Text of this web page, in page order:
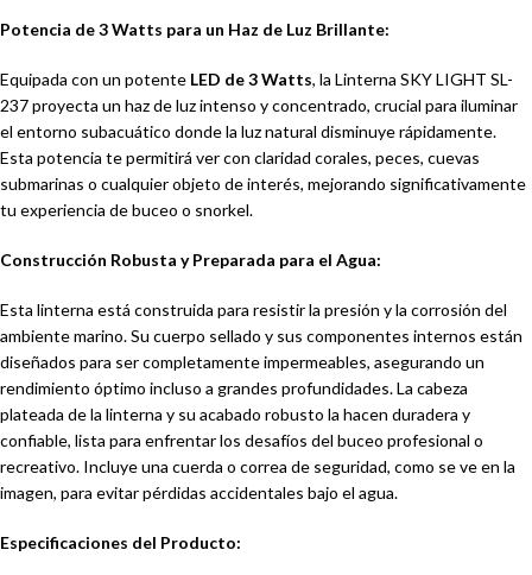
Potencia de 3 Watts para un Haz de Luz Brillante:
Equipada con un potente LED de 3 Watts, la Linterna SKY LIGHT SL-
237 proyecta un haz de luz intenso y concentrado, crucial para iluminar
el entorno subacuático donde la luz natural disminuye rápidamente.
Esta potencia te permitirá ver con claridad corales, peces, cuevas
submarinas o cualquier objeto de interés, mejorando significativamente
tu experiencia de buceo o snorkel.
Construcción Robusta y Preparada para el Agua:
Esta linterna está construida para resistir la presión y la corrosión del
ambiente marino. Su cuerpo sellado y sus componentes internos están
diseñados para ser completamente impermeables, asegurando un
rendimiento óptimo incluso a grandes profundidades. La cabeza
plateada de la linterna y su acabado robusto la hacen duradera y
confiable, lista para enfrentar los desafíos del buceo profesional o
recreativo. Incluye una cuerda o correa de seguridad, como se ve en la
imagen, para evitar pérdidas accidentales bajo el agua.
Especificaciones del Producto: